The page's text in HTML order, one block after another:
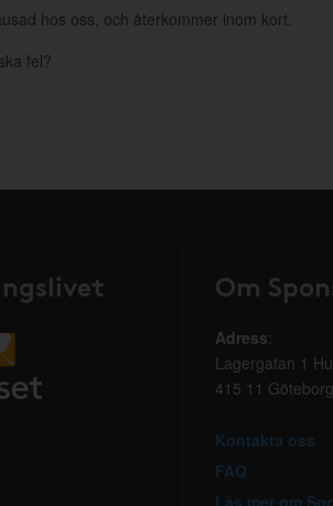
hos oss, och återkommer inom kort.
fel?
Om
Adress:
Lagergatan 1
415 11 Göteborg
Kontakta oss
FAQ
Läs mer om